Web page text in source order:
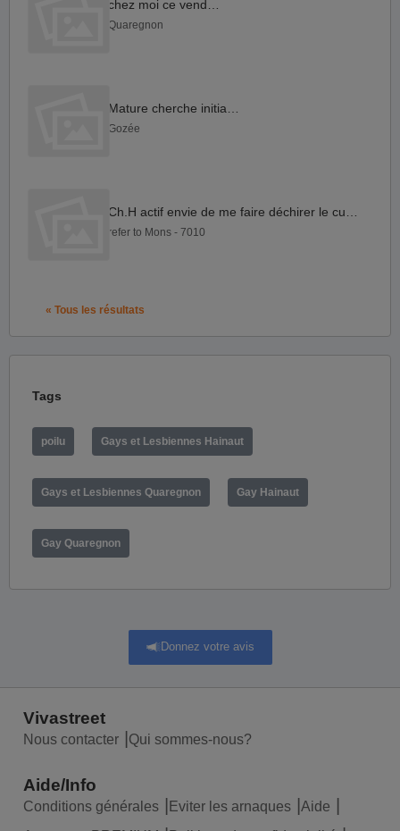
Quaregnon
Gozée
refer to Mons - 7010
« Tous les résultats
Tags
poilu Gays et Lesbiennes Hainaut
Gays et Lesbiennes Quaregnon Gay Hainaut
Gay Quaregnon
Donnez votre avis
Vivastreet
Nous contacter Qui sommes-nous?
Aide/Info
Conditions générales Eviter les arnaques
Aide